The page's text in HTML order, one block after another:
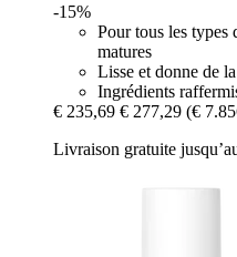
-15%
Pour tous les types
matures
Lisse et donne de
Ingrédients
€ 235,69 € 277,29 (€
Livraison gratuite